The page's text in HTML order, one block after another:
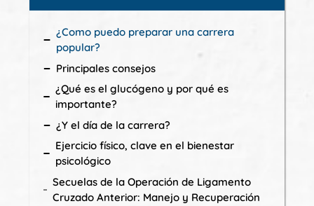
¿Como puedo preparar una carrera
popular?
Principales consejos
¿Qué es el glucógeno y por qué es
importante?
¿Y el día de la carrera?
Ejercicio físico, clave en el bienestar
psicológico
Secuelas de la Operación de Ligamento
Cruzado Anterior: Manejo y Recuperación